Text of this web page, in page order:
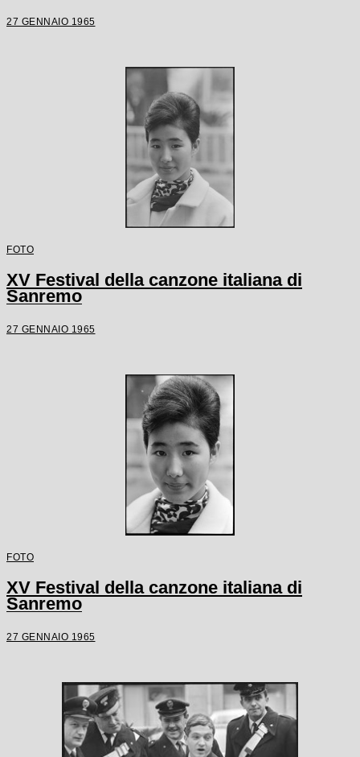
27 GENNAIO 1965
FOTO
XV Festival della canzone italiana di
Sanremo
27 GENNAIO 1965
FOTO
XV Festival della canzone italiana di
Sanremo
27 GENNAIO 1965